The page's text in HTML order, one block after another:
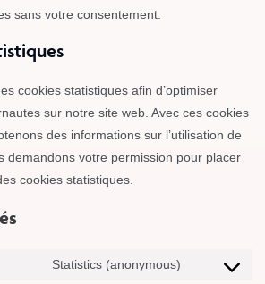
sans votre consentement.
cookies statistiques afin d’optimiser
sur notre site web. Avec ces cookies
des informations sur l’utilisation de
demandons votre permission pour placer
cookies statistiques.
Statistics (anonymous)